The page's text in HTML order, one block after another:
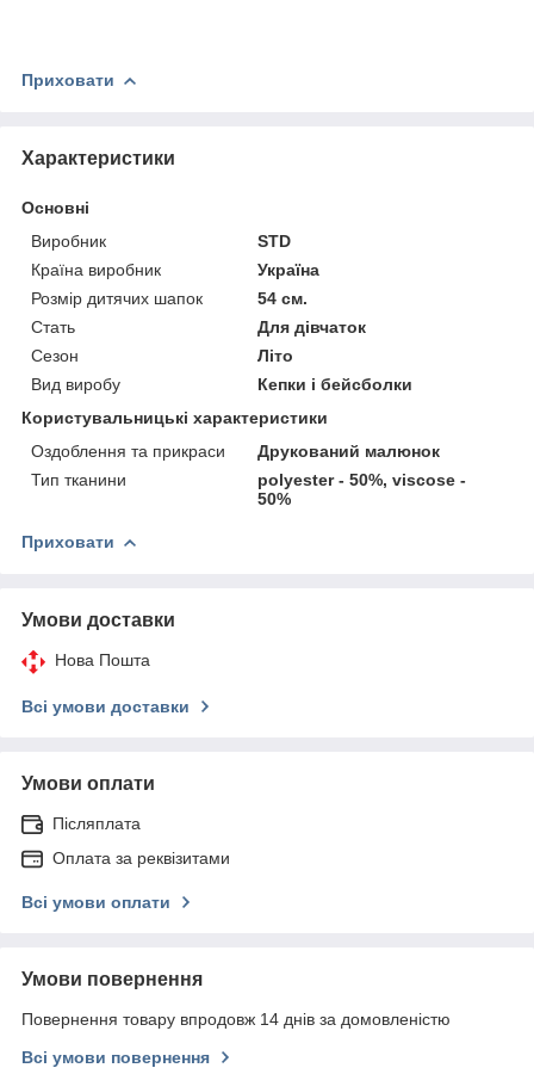
Приховати
Характеристики
Основні
Виробник
STD
Країна виробник
Україна
Розмір дитячих шапок
54 см.
Стать
Для дівчаток
Сезон
Літо
Вид виробу
Кепки і бейсболки
Користувальницькі характеристики
Оздоблення та прикраси
Друкований малюнок
Тип тканини
polyester - 50%, viscose -
50%
Приховати
Умови доставки
Нова Пошта
Всі умови доставки
Умови оплати
Післяплата
Оплата за реквізитами
Всі умови оплати
Умови повернення
Повернення товару впродовж 14 днів за домовленістю
Всі умови повернення